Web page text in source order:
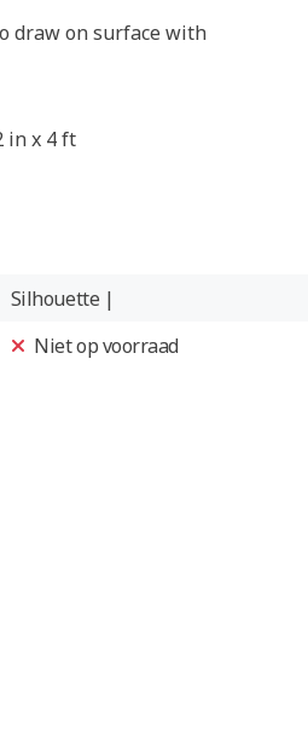
draw on surface with
in x 4 ft
Silhouette |
Niet op voorraad